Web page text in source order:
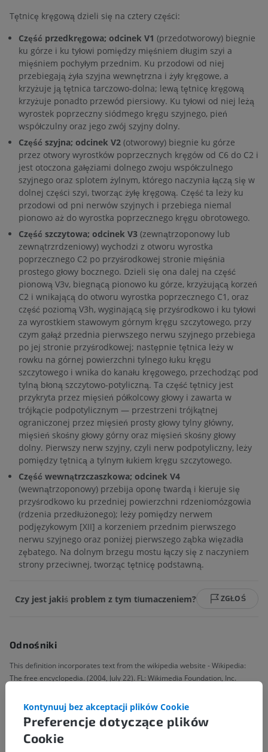
Tętnicę kręgową dzieli się na cztery części:
Część przedkręgowa; odcinek V1 (przedotworowy) biegnie
ku górze i ku tyłowi pomiędzy mięśniem długim szyi a
mięśniem pochyłym przednim. Ku przodowi od niej
przebiegają żyła szyjna wewnętrzna i żyły kręgowe, a
krzyżuje ją tętnica tarczowo-dolna; lewą tętnicę kręgową
krzyżuje ponadto przewód piersiowy. Ku tyłowi od niej leżą
wyrostek poprzeczny siódmego kręgu szyjnego, pień
współczulny oraz jego zwój szyjny dolny.
Część szyjna; odcinek V2 (otworowy) biegnie ku górze
przez otwory wyrostków poprzecznych kręgów od C6 do C2 i
jest otoczona gałęziami dolnego zwoju współczulnego
szyjnego oraz splotem żylnym, którego naczynia łączą się w
dolnej części szyi, tworząc żyłę kręgową. Część ta leży ku
przodowi od pni nerwów szyjnych i przebiega niemal
pionowo aż do wyrostka poprzecznego kręgu obrotowego.
Część szczytowa; odcinek V3 (zewnątrzoponowy lub
zewnątrzrdzeniowy) wychodzi z otworu wyrostka
poprzecznego C2 po przyśrodkowej stronie mięśnia
prostego głowy bocznego. Dzieli się ona dalej na część
pionową V3v, biegnącą pionowo ku górze, krzyżującą korzeń
C2 i wnikającą do otworu wyrostka poprzecznego C1, oraz
część poziomą V3h, wyginającą się przyśrodkowo i ku tyłowi
za wyrostkiem stawowym górnym kręgu szczytowego, przy
czym gałąź przednia pierwszego nerwu szyjnego przebiega
po jej stronie przyśrodkowej; następnie tętnica leży w
rowku na górnej powierzchni tylnego łuku kręgu
szczytowego i wnika do kanału kręgowego, przechodząc pod
tylną błoną szczytowo-potyliczną. Ta część tętnicy jest
przykryta przez mięsień półkolcowy głowy i zawarta w
trójkącie podpotylicznym — przestrzeni trójkątnej
ograniczonej przez mięsień prosty głowy tylny główny,
mięsień skośny głowy górny oraz mięsień skośny głowy
dolny. Pierwszy nerw szyjny, czyli nerw podpotyliczny, leży
pomiędzy tętnicą a tylnym łukiem kręgu szczytowego.
Część wewnątrzczaszkowa; odcinek V4
(wewnątrzoponowy) przebija oponę twardą i kieruje się
przyśrodkowo ku przedniej powierzchni rdzeniomózgowia
(rdzenia przedłużonego); leży pomiędzy nerwem
podjęzykowym [XII] a korzeniem przednim pierwszego
nerwu szyjnego oraz poniżej pierwszego ząbka więzadła
zębatego. Na dolnym brzegu mostu łączy się z naczyniem
strony przeciwnej, tworząc tętnicę podstawną.
Czy jest jakiś problem z tym tłumaczeniem? ZGŁOŚ
Odnośniki
This definition incorporates text from the wikipedia website - Wikipedia:
The free encyclopedia. (2004, July 22). FL: Wikimedia Foundation, Inc.
Galeria
Preferencje dotyczące plików
Cookie
Kontynuuj bez akceptacji plików Cookie